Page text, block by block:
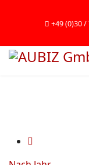
+49 (0)30 /